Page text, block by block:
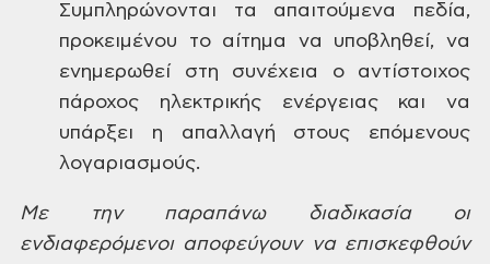
Συμπληρώνονται τα απαιτούμενα πεδία,
προκειμένου τοαίτημα να υποβληθεί, να
ενημερωθεί στη συνέχεια ο αντίστοιχος
πάροχος ηλεκτρικήςενέργειας και να
υπάρξει η απαλλαγή στους επόμενους
λογαριασμούς.
Μετην παραπάνω διαδικασία οι
ενδιαφερόμενοιαποφεύγουν να επισκεφθούν